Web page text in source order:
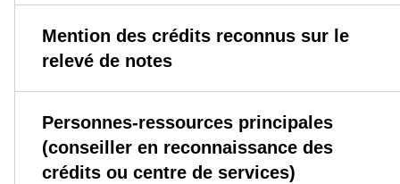
Mention des crédits reconnus sur le
relevé de notes
Personnes-ressources principales
(conseiller en reconnaissance des
crédits ou centre de services)